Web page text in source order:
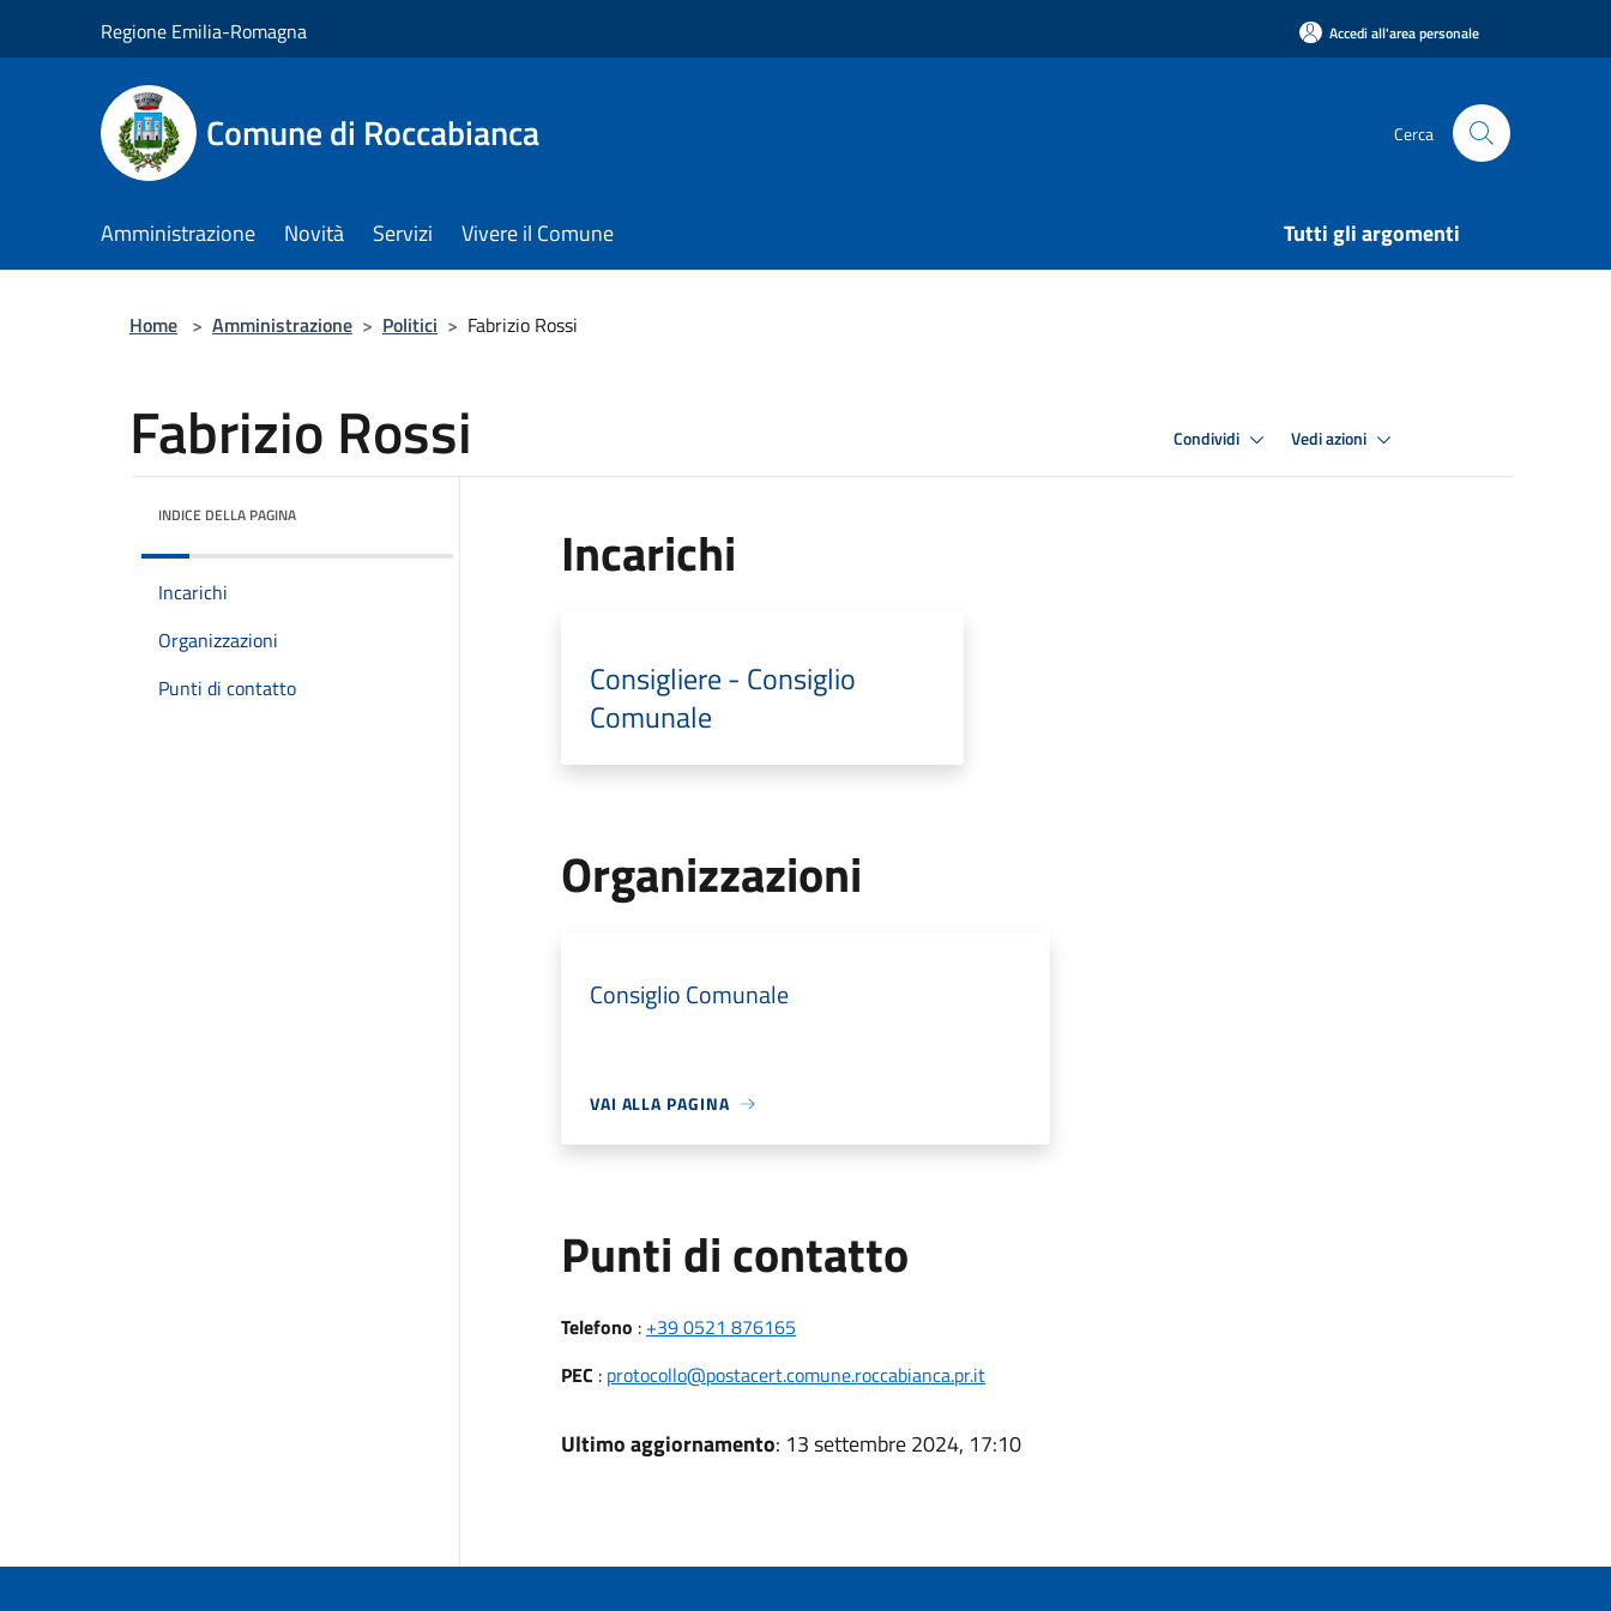
Regione Emilia-Romagna Accedi all'area personale
Comune di Roccabianca Cerca
Amministrazione Novità Servizi Vivere il Comune Tutti gli argomenti
Home > Amministrazione > Politici > Fabrizio Rossi
Fabrizio Rossi Condividi Vedi azioni
INDICE DELLA PAGINA
Incarichi
Organizzazioni
Punti di contatto
Incarichi
Consigliere - Consiglio
Comunale
Organizzazioni
Consiglio Comunale
VAI ALLA PAGINA
Punti di contatto
Telefono : +39 0521 876165
PEC : protocollo@postacert.comune.roccabianca.pr.it
Ultimo aggiornamento: 13 settembre 2024, 17:10